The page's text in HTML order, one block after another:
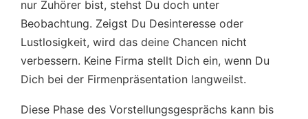
nur Zuhörer bist, stehst Du doch unter
Beobachtung. Zeigst Du Desinteresse oder
Lustlosigkeit, wird das deine Chancen nicht
verbessern. Keine Firma stellt Dich ein, wenn Du
Dich bei der Firmenpräsentation langweilst.
Diese Phase des Vorstellungsgesprächs kann bis